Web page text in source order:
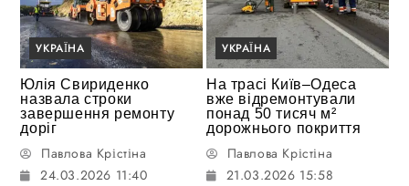
УКРАЇНА
Юлія Свириденко
назвала строки
завершення ремонту
доріг
Павлова Крістіна
24.03.2026 11:40
УКРАЇНА
На трасі Київ–Одеса
вже відремонтували
понад 50 тисяч м²
дорожнього покриття
Павлова Крістіна
21.03.2026 15:58